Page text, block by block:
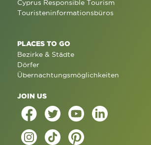
Cyprus Responsible Tourism
Touristeninformationsbüros
PLACES TO GO
Bezirke & Städte
Dörfer
Übernachtungsmöglichkeiten
JOIN US